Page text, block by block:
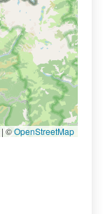
| ©OpenStreetMap